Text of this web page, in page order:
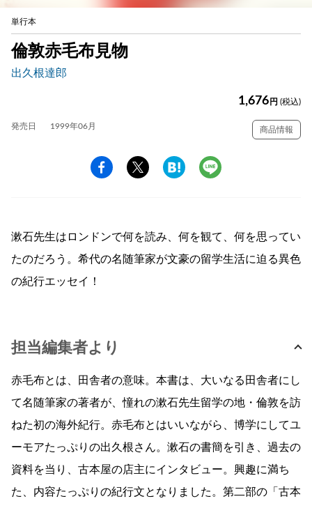
単行本
倫敦赤毛布見物
出久根達郎
1,676 円 (税込)
発売日 1999年06月 商品情報
漱石先生はロンドンで何を読み、何を観て、何を思ってい
たのだろう。希代の名随筆家が文豪の留学生活に迫る異色
の紀行エッセイ！
担当編集者より
赤毛布とは、田舎者の意味。本書は、大いなる田舎者にし
て名随筆家の著者が、憧れの漱石先生留学の地・倫敦を訪
ねた初の海外紀行。赤毛布とはいいながら、博学にしてユ
ーモアたっぷりの出久根さん。漱石の書簡を引き、過去の
資料を当り、古本屋の店主にインタビュー。興趣に満ち
た、内容たっぷりの紀行文となりました。第二部の「古本